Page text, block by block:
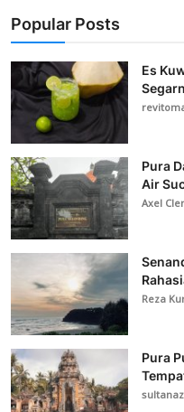
Popular Posts
Es
Pura
Air
Axel
Reza
Pura